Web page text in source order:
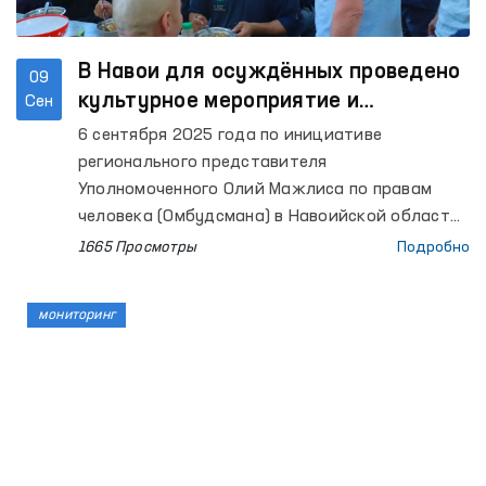
09
Сен
В Навои для осуждённых проведено
культурное мероприятие и
осуществлён мониторинговый визит
6 сентября 2025 года по инициативе
регионального представителя
Уполномоченного Олий Мажлиса по правам
человека (Омбудсмана) в Навоийской области
в колониях исполнения наказания № 4 и № 11
1665 Просмотры Подробно
мониторинг